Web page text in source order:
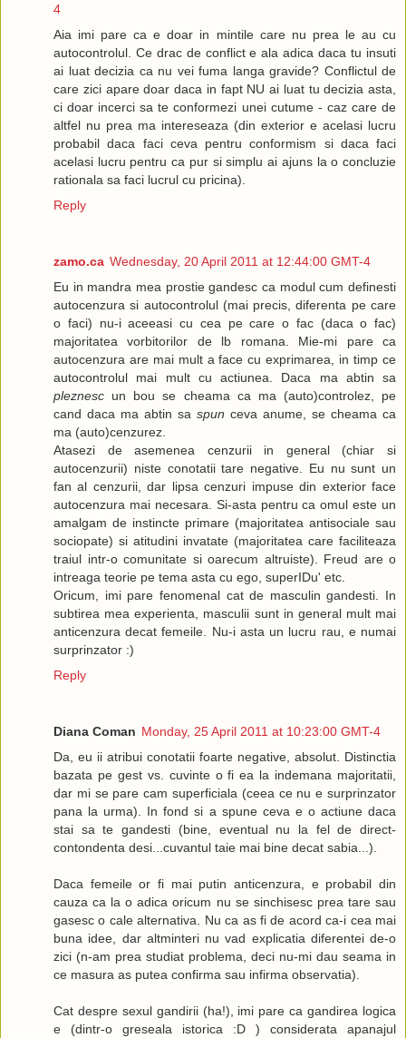
4
Aia imi pare ca e doar in mintile care nu prea le au cu
autocontrolul. Ce drac de conflict e ala adica daca tu insuti
ai luat decizia ca nu vei fuma langa gravide? Conflictul de
care zici apare doar daca in fapt NU ai luat tu decizia asta,
ci doar incerci sa te conformezi unei cutume - caz care de
altfel nu prea ma intereseaza (din exterior e acelasi lucru
probabil daca faci ceva pentru conformism si daca faci
acelasi lucru pentru ca pur si simplu ai ajuns la o concluzie
rationala sa faci lucrul cu pricina).
Reply
zamo.ca Wednesday, 20 April 2011 at 12:44:00 GMT-4
Eu in mandra mea prostie gandesc ca modul cum definesti
autocenzura si autocontrolul (mai precis, diferenta pe care
o faci) nu-i aceeasi cu cea pe care o fac (daca o fac)
majoritatea vorbitorilor de lb romana. Mie-mi pare ca
autocenzura are mai mult a face cu exprimarea, in timp ce
autocontrolul mai mult cu actiunea. Daca ma abtin sa
pleznesc un bou se cheama ca ma (auto)controlez, pe
cand daca ma abtin sa spun ceva anume, se cheama ca
ma (auto)cenzurez.
Atasezi de asemenea cenzurii in general (chiar si
autocenzurii) niste conotatii tare negative. Eu nu sunt un
fan al cenzurii, dar lipsa cenzuri impuse din exterior face
autocenzura mai necesara. Si-asta pentru ca omul este un
amalgam de instincte primare (majoritatea antisociale sau
sociopate) si atitudini invatate (majoritatea care faciliteaza
traiul intr-o comunitate si oarecum altruiste). Freud are o
intreaga teorie pe tema asta cu ego, superIDu' etc.
Oricum, imi pare fenomenal cat de masculin gandesti. In
subtirea mea experienta, masculii sunt in general mult mai
anticenzura decat femeile. Nu-i asta un lucru rau, e numai
surprinzator :)
Reply
Diana Coman Monday, 25 April 2011 at 10:23:00 GMT-4
Da, eu ii atribui conotatii foarte negative, absolut. Distinctia
bazata pe gest vs. cuvinte o fi ea la indemana majoritatii,
dar mi se pare cam superficiala (ceea ce nu e surprinzator
pana la urma). In fond si a spune ceva e o actiune daca
stai sa te gandesti (bine, eventual nu la fel de direct-
contondenta desi...cuvantul taie mai bine decat sabia...).
Daca femeile or fi mai putin anticenzura, e probabil din
cauza ca la o adica oricum nu se sinchisesc prea tare sau
gasesc o cale alternativa. Nu ca as fi de acord ca-i cea mai
buna idee, dar altminteri nu vad explicatia diferentei de-o
zici (n-am prea studiat problema, deci nu-mi dau seama in
ce masura as putea confirma sau infirma observatia).
Cat despre sexul gandirii (ha!), imi pare ca gandirea logica
e (dintr-o greseala istorica :D ) considerata apanajul